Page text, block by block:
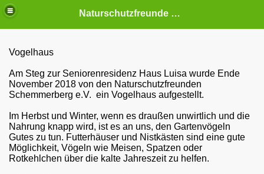
Naturschutzfreunde Schemmerberg e.V
Vogelhaus
Am Steg zur Seniorenresidenz Haus Luisa wurde Ende
November 2018 von den Naturschutzfreunden
Schemmerberg e.V. ein Vogelhaus aufgestellt.
Im Herbst und Winter, wenn es draußen unwirtlich und die
Nahrung knapp wird, ist es an uns, den Gartenvögeln
Gutes zu tun. Futterhäuser und Nistkästen sind eine gute
Möglichkeit, Vögeln wie Meisen, Spatzen oder
Rotkehlchen über die kalte Jahreszeit zu helfen.